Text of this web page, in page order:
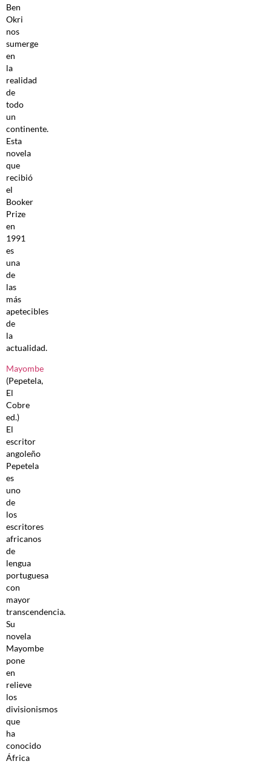
Ben
Okri
nos
sumerge
en
la
realidad
de
todo
un
continente.
Esta
novela
que
recibió
el
Booker
Prize
en
1991
es
una
de
las
más
apetecibles
de
la
actualidad.
Mayombe
(Pepetela,
El
Cobre
ed.)
El
escritor
angoleño
Pepetela
es
uno
de
los
escritores
africanos
de
lengua
portuguesa
con
mayor
transcendencia.
Su
novela
Mayombe
pone
en
relieve
los
divisionismos
que
ha
conocido
África